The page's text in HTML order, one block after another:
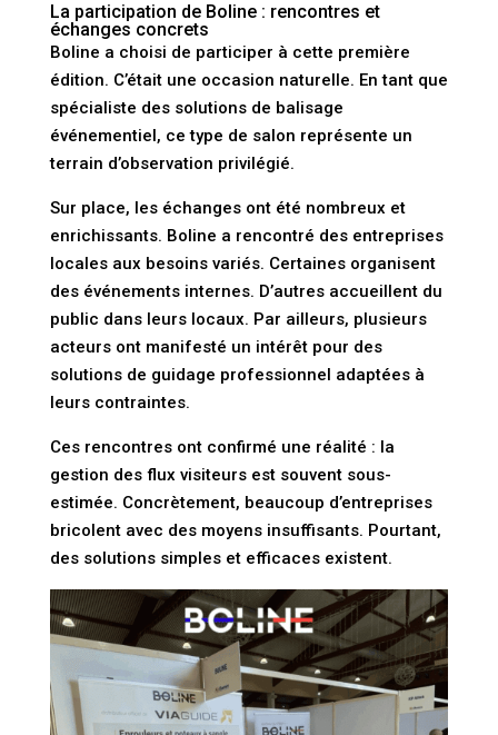
La participation de Boline : rencontres et
échanges concrets
Boline a choisi de participer à cette première
édition. C’était une occasion naturelle. En tant que
spécialiste des solutions de balisage
événementiel, ce type de salon représente un
terrain d’observation privilégié.
Sur place, les échanges ont été nombreux et
enrichissants. Boline a rencontré des entreprises
locales aux besoins variés. Certaines organisent
des événements internes. D’autres accueillent du
public dans leurs locaux. Par ailleurs, plusieurs
acteurs ont manifesté un intérêt pour des
solutions de guidage professionnel adaptées à
leurs contraintes.
Ces rencontres ont confirmé une réalité : la
gestion des flux visiteurs est souvent sous-
estimée. Concrètement, beaucoup d’entreprises
bricolent avec des moyens insuffisants. Pourtant,
des solutions simples et efficaces existent.